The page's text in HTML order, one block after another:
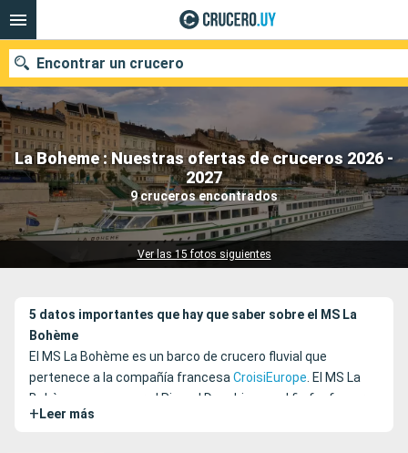
La Boheme : Nuestras ofertas de cruceros 2026 -
2027
9 cruceros encontrados
Ver las 15 fotos siguientes
Encontrar un crucero
Nuestros destinos
Fecha de salida
5 datos importantes que hay que saber sobre el MS La
Bohème
El MS La Bohème es un barco de crucero fluvial que
pertenece a la compañía francesaCroisiEurope. El MS La
Bohème navega por el Rin y el Danubio con el fin fr ofrecer a
sus pasajeros las joyas de esta región centroeuropea.
+ Leer más